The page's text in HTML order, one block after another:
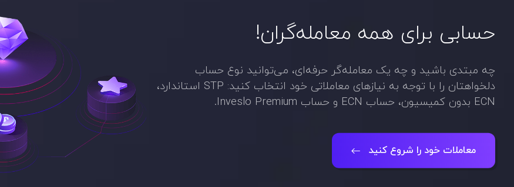
حسابی برای همه معامله‌گران!
چه مبتدی باشید و چه یک معامله‌گر حرفه‌ای، می‌توانید نوع حساب
دلخواهتان را با توجه به نیازهای معاملاتی خود انتخاب کنید: STP استاندارد،
ECN بدون کمیسیون، حساب ECN و حساب Inveslo Premium.
معاملات خود را شروع کنید